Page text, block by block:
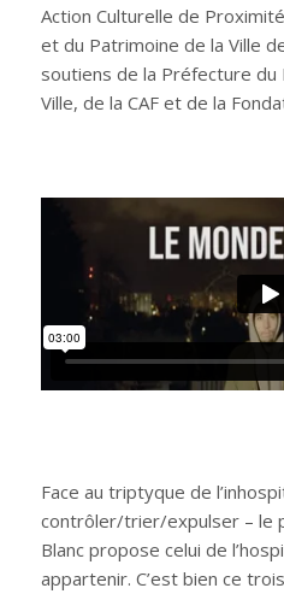
Action Culturelle de
et du Patrimoine de la Ville
soutiens de la Préfecture du
Ville, de la CAF et de la
Face au triptyque de
contrôler/trier/expulser – le
Blanc propose celui de
appartenir. C’est bien ce